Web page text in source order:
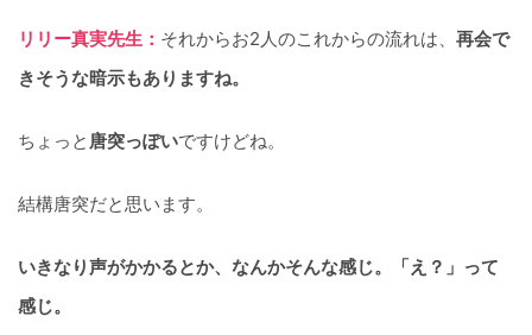
リリー真実先生： それからお2人のこれからの流れは、 再会で
きそうな暗示もありますね。
ちょっと 唐突っぽいですけどね。
結構唐突だと思います。
いきなり声がかかるとか、なんかそんな感じ。「え？」って
感じ。